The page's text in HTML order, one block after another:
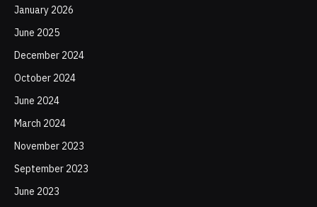
January 2026
June 2025
December 2024
October 2024
June 2024
March 2024
November 2023
September 2023
June 2023